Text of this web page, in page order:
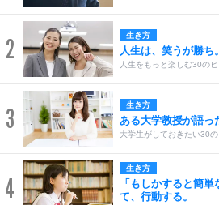
2 生き方
人生は、笑うが勝ち。
人生をもっと楽しむ30のヒ
3 生き方
ある大学教授が語っ
大学生がしておきたい30の
4
生き方
「もしかすると簡
て、行動する。